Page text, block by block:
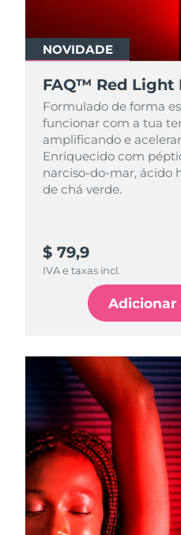
NOVIDADE
FAQ™ Red Light
Formulado de forma
funcionar com a tua
amplificando e
Enriquecido com
narciso-do-mar, ácido
de chá verde.
$ 79,9
IVA e taxas incl.
Adicionar